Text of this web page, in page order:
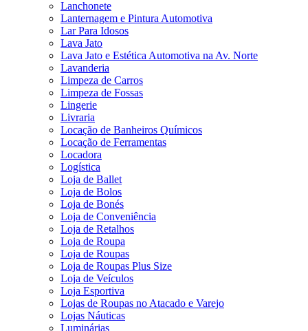
Lanchonete
Lanternagem e Pintura Automotiva
Lar Para Idosos
Lava Jato
Lava Jato e Estética Automotiva na Av. Norte
Lavanderia
Limpeza de Carros
Limpeza de Fossas
Lingerie
Livraria
Locação de Banheiros Químicos
Locação de Ferramentas
Locadora
Logística
Loja de Ballet
Loja de Bolos
Loja de Bonés
Loja de Conveniência
Loja de Retalhos
Loja de Roupa
Loja de Roupas
Loja de Roupas Plus Size
Loja de Veículos
Loja Esportiva
Lojas de Roupas no Atacado e Varejo
Lojas Náuticas
Luminárias